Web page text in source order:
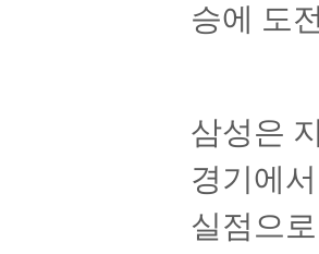
승에 도
삼성은
경기에
실점으